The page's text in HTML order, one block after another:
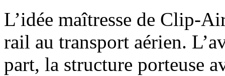
L’idée maîtresse de Clip-
rail au transport aérien.
part, la structure porteuse